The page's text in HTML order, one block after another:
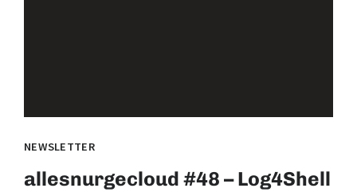
NEWSLETTER
allesnurgecloud #48 – Log4Shell